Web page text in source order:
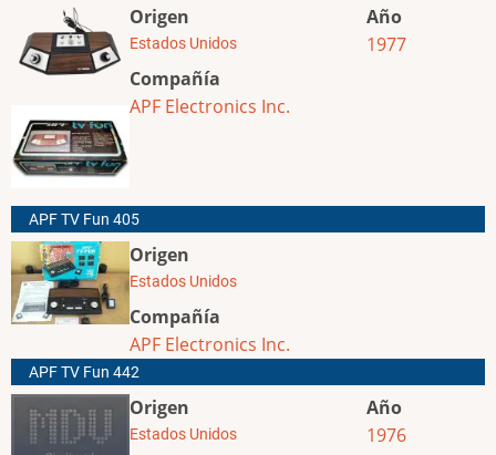
Origen
Estados Unidos
Compañía
APF Electronics Inc.
Año
1977
APF TV Fun 405
Origen
Estados Unidos
Compañía
APF Electronics Inc.
APF TV Fun 442
Origen
Estados Unidos
Año
1976